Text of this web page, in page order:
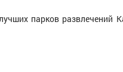
парков развлечений